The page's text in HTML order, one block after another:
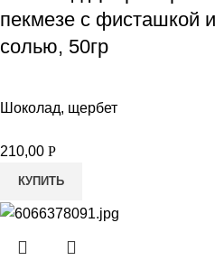
пекмезе с фисташкой
солью, 50гр
Шоколад, щербет
210,00 Р
КУПИТЬ